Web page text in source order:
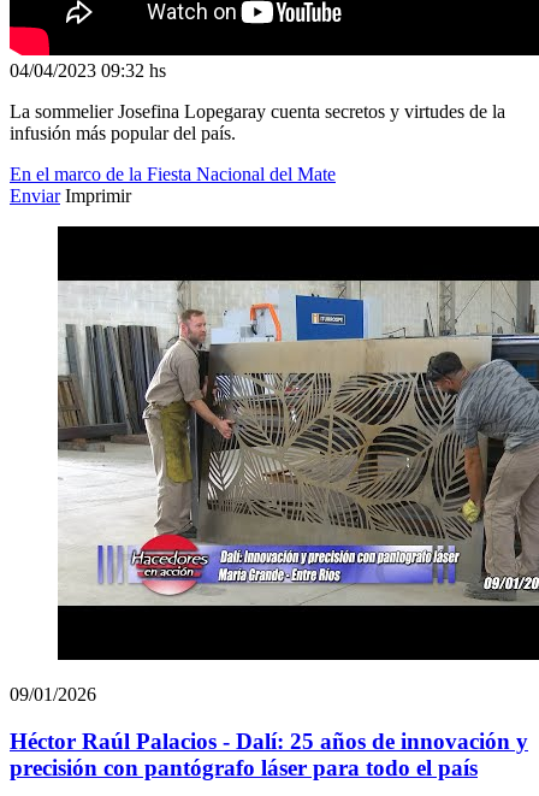
04/04/2023 09:32 hs
La sommelier Josefina Lopegaray cuenta secretos y virtudes de la
infusión más popular del país.
En el marco de la Fiesta Nacional del Mate
Enviar Imprimir
09/01/2026
Héctor Raúl Palacios - Dalí: 25 años de innovación y
precisión con pantógrafo láser para todo el país